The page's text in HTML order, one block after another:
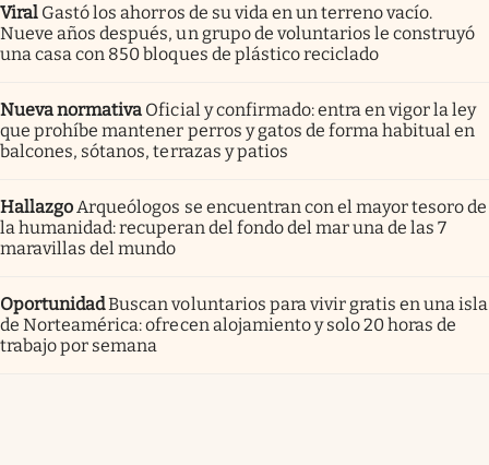
Viral Gastó los ahorros de su vida en un terreno vacío.
Nueve años después, un grupo de voluntarios le construyó
una casa con 850 bloques de plástico reciclado
Nueva normativa Oficial y confirmado: entra en vigor la ley
que prohíbe mantener perros y gatos de forma habitual en
balcones, sótanos, terrazas y patios
Hallazgo Arqueólogos se encuentran con el mayor tesoro de
la humanidad: recuperan del fondo del mar una de las 7
maravillas del mundo
OportunidadBuscan voluntarios para vivir gratis en una isla
de Norteamérica: ofrecen alojamiento y solo 20 horas de
trabajo por semana